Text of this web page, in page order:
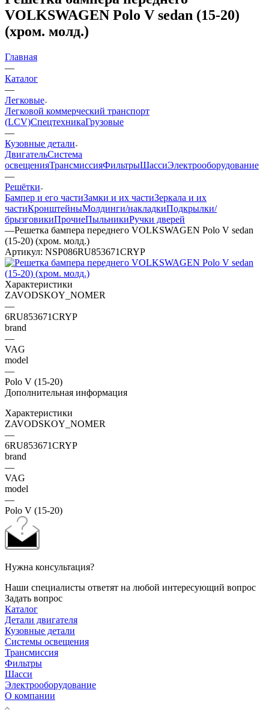
VOLKSWAGEN Polo V sedan (15-20)
(хром. молд.)
Главная
—
Каталог
—
Легковые
Легковой коммерческий транспорт
(LCV)СпецтехникаГрузовые
—
Кузовные детали
ДвигательСистема
освещенияТрансмиссияФильтрыШассиЭлектрооборудование
—
Решётки
Бампер и его частиЗамки и их частиЗеркала и их
частиКронштейныМолдинги/накладкиПодкрылки/
брызговикиПрочиеПыльникиРучки дверей
—Решетка бампера переднего VOLKSWAGEN Polo V sedan
(15-20) (хром. молд.)
Артикул: NSP086RU853671CRYP
Характеристики
ZAVODSKOY_NOMER
—
6RU853671CRYP
brand
—
VAG
model
—
Polo V (15-20)
Дополнительная информация
Характеристики
ZAVODSKOY_NOMER
—
6RU853671CRYP
brand
—
VAG
model
—
Polo V (15-20)
Нужна консультация?
Наши специалисты ответят на любой интересующий вопрос
Задать вопрос
Каталог
Детали двигателя
Кузовные детали
Системы освещения
Трансмиссия
Фильтры
Шасси
Электрооборудование
О компании